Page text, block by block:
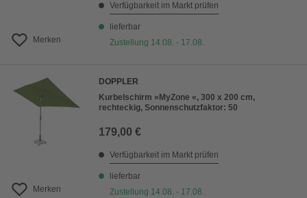
Merken
Verfügbarkeit im Markt prüfen
lieferbar
Zustellung 14.08. - 17.08.
Merken
DOPPLER
Kurbelschirm »MyZone «, 300 x 200 cm,
rechteckig, Sonnenschutzfaktor: 50
179,00 €
Verfügbarkeit im Markt prüfen
lieferbar
Zustellung 14.08. - 17.08.